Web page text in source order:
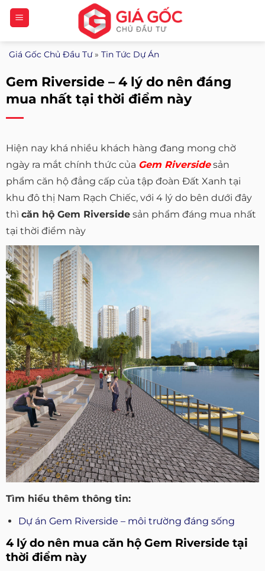
Bỏ
qua
nội
dung
Giá Gốc Chủ Đầu Tư» Tin Tức Dự Án
Gem Riverside – 4 lý do nên đáng
mua nhất tại thời điểm này
Hiện nay khá nhiều khách hàng đang mong chờ
ngày ra mắt chính thức của Gem Riversidesản
phẩm căn hộ đẳng cấp của tập đoàn Đất Xanh tại
khu đô thị Nam Rạch Chiếc, với 4 lý do bên dưới đây
thì căn hộ Gem Riverside sản phẩm đáng mua nhất
tại thời điểm này
Tìm hiểu thêm thông tin:
Dự án Gem Riverside – môi trường đáng sống
4 lý do nên mua căn hộ Gem Riverside tại
thời điểm này